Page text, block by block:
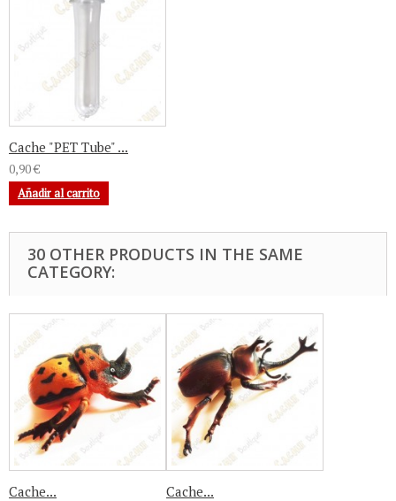
Cache "PET Tube" ...
0,90 €
Añadir al carrito
30 OTHER PRODUCTS IN THE SAME
CATEGORY:
Cache... Cache...